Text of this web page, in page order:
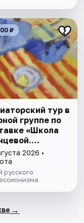
₽
тур в
группе по
«Школа
2026 •
русского
→